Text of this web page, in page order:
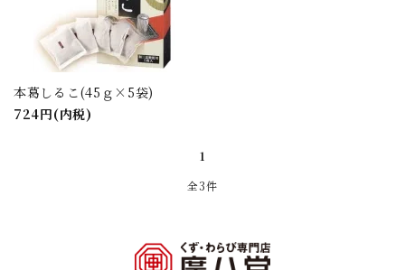
本葛しるこ(45ｇ×5袋)
724円(内税)
1
全3件